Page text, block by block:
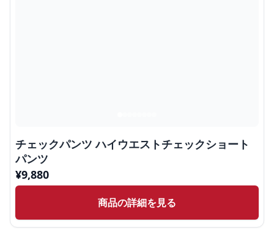
チェックパンツ ハイウエストチェックショート
パンツ
¥9,880
商品の詳細を見る